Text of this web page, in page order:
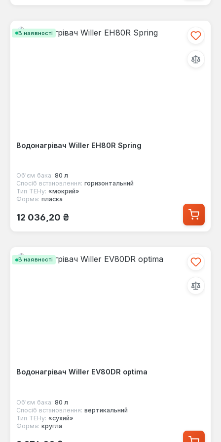
В наявності
Водонагрівач Willer EH80R Spring
Об'єм бака: 80 л
Спосіб встановлення: горизонтальний
Тип ТЕНу: «мокрий»
Форма: пласка
Звичайна ціна:
12 036,20 ₴
В наявності
Водонагрівач Willer EV80DR optima
Об'єм бака: 80 л
Спосіб встановлення: вертикальний
Тип ТЕНу: «сухий»
Форма: кругла